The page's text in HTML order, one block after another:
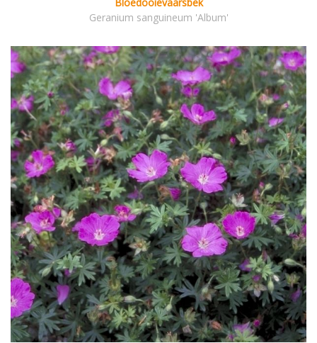
Geranium sanguineum 'Album'